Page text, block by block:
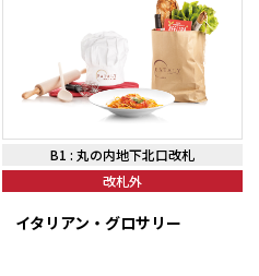
B1 : 丸の内地下北口改札
改札外
イタリアン・グロサリー